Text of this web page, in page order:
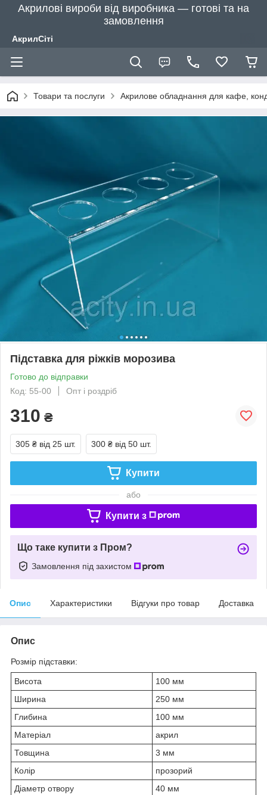
Акрилові вироби від виробника — готові та на
замовлення
АкрилСіті
Товари та послуги Акрилове обладнання для кафе,
Підставка для ріжків морозива
Готово до відправки
Код: 55-00
Опт і роздріб
310 ₴
305 ₴ від 25 шт. 300 ₴ від 50 шт.
Купити
або
Купити з
Що таке купити з Пром?
Замовлення під захистом
Опис Характеристики Відгуки про товар Доставка
Опис
Розмір підставки:
Висота
100 мм
Ширина
250 мм
Глибина
100 мм
Матеріал
акрил
Товщина
3 мм
Колір
прозорий
Діаметр отвору
40 мм